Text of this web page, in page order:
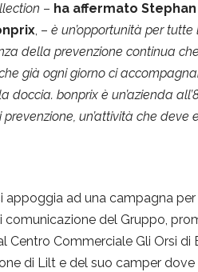
– ha affermato
, – è un’opportunità per
della prevenzione continua
già ogni giorno ci
doccia. bonprix è un’azienda
prevenzione, un’attività che
appoggia ad una campagna
comunicazione del Gruppo,
Centro Commerciale Gli Orsi
di Lilt e del suo camper